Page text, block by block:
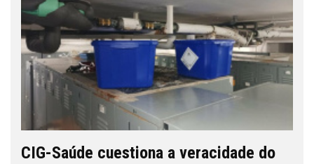
CIG-Saúde cuestiona a veracidade do